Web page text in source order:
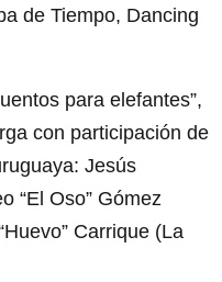
de Tiempo, Dancing
para elefantes”,
con participación de
Jesús
“El Oso” Gómez
Carrique (La